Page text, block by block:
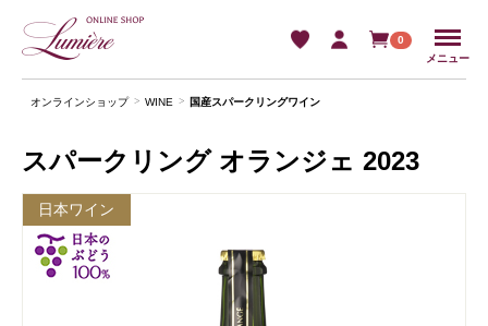
0
メニュー
オンラインショップ WINE 国産スパークリングワイン
スパークリング オランジェ 2023
日本ワイン